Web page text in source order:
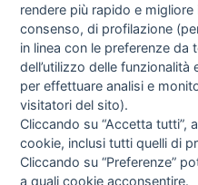
I libri
rendere più rapido e
consenso, di profilazione
in linea con le preferenze da
dell’utilizzo delle
per effettuare analisi e
visitatori del sito).
Cliccando su “Accetta tutti”,
cookie, inclusi tutti quelli di
Cliccando su “Preferenze”
a quali cookie acconsentire.